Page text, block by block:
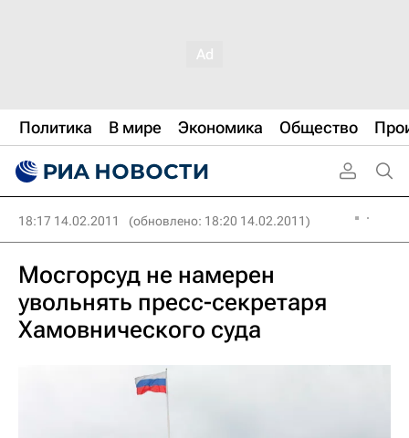
Политика В мире Экономика Общество
18:17 14.02.2011 (обновлено: 18:20 14.02.2011)
Мосгорсуд не намерен
увольнять пресс-секретаря
Хамовнического суда